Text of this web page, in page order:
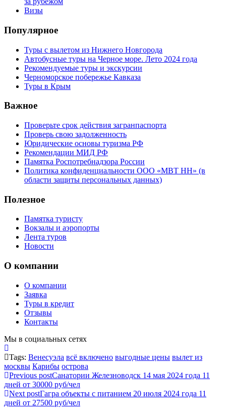
Визы
Популярное
Туры с вылетом из Нижнего Новгорода
Автобусные туры на Черное море. Лето 2024 года
Рекомендуемые туры и экскурсии
Черноморское побережье Кавказа
Туры в Крым
Важное
Проверьте срок действия загранпаспорта
Проверь свою задолженность
Юридические основы туризма РФ
Рекомендации МИД РФ
Памятка Роспотребнадзора России
Политика конфиденциальности ООО «МВТ НН» (в
области защиты персональных данных)
Полезное
Памятка туристу
Вокзалы и аэропорты
Лента туров
Новости
О компании
О компании
Заявка
Туры в кредит
Отзывы
Контакты
Мы в социальных сетях
Tags: Венесуэла всё включено выгодные цены вылет из
москвы Карибы острова
Previous postСанатории Железноводск 14 мая 2024 года 11
дней от 30000 руб/чел
Next postГагра объекты с питанием 20 июля 2024 года 11
дней от 27500 руб/чел